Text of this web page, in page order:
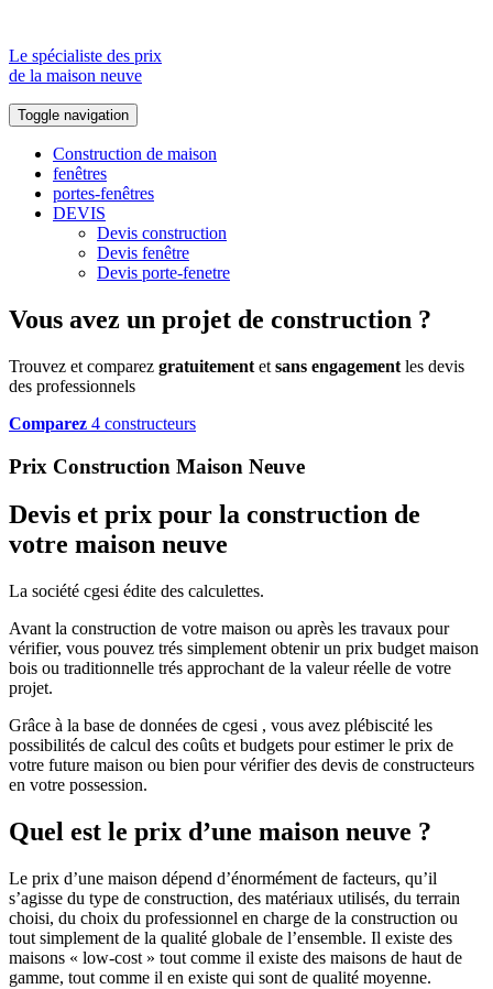
Le spécialiste des prix
de la maison neuve
Toggle navigation
Construction de maison
fenêtres
portes-fenêtres
DEVIS
Devis construction
Devis fenêtre
Devis porte-fenetre
Vous avez un projet de construction ?
Trouvez et comparez gratuitement et sans engagement les devis
des professionnels
Comparez 4 constructeurs
Prix Construction Maison Neuve
Devis et prix pour la construction de
votre maison neuve
La société cgesi édite des calculettes.
Avant la construction de votre maison ou après les travaux pour
vérifier, vous pouvez trés simplement obtenir un prix budget maison
bois ou traditionnelle trés approchant de la valeur réelle de votre
projet.
Grâce à la base de données de cgesi , vous avez plébiscité les
possibilités de calcul des coûts et budgets pour estimer le prix de
votre future maison ou bien pour vérifier des devis de constructeurs
en votre possession.
Quel est le prix d’une maison neuve ?
Le prix d’une maison dépend d’énormément de facteurs, qu’il
s’agisse du type de construction, des matériaux utilisés, du terrain
choisi, du choix du professionnel en charge de la construction ou
tout simplement de la qualité globale de l’ensemble. Il existe des
maisons « low-cost » tout comme il existe des maisons de haut de
gamme, tout comme il en existe qui sont de qualité moyenne.